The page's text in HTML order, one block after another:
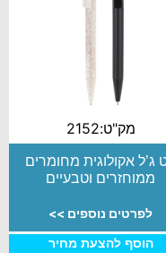
מק"ט:2152
ג’ל אקולוגית מחומרים
ממוחזרים וטבעיים
לפרטים נוספים >>
הוסף להצעת מחיר